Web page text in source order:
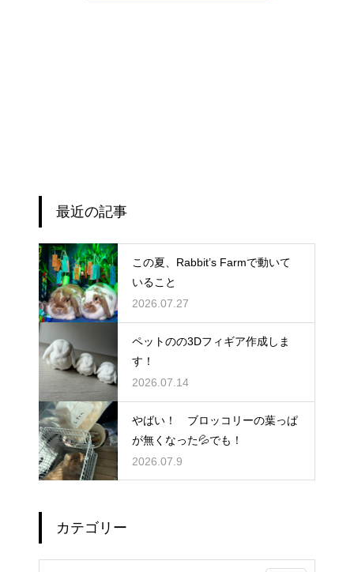
最近の記事
この夏、Rabbit’s Farmで動いて
いること
2026.07.27
ペットのの3Dフィギア作成しま
す！
2026.07.14
やばい！ ブロッコリーの葉っぱ
が無くなった💦でも！
2026.07.9
カテゴリー